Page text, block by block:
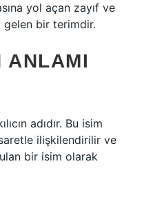
yol açan zayıf ve
gelen bir terimdir.
ANLAMI
adıdır. Bu isim
ilişkilendirilir ve
bir isim olarak